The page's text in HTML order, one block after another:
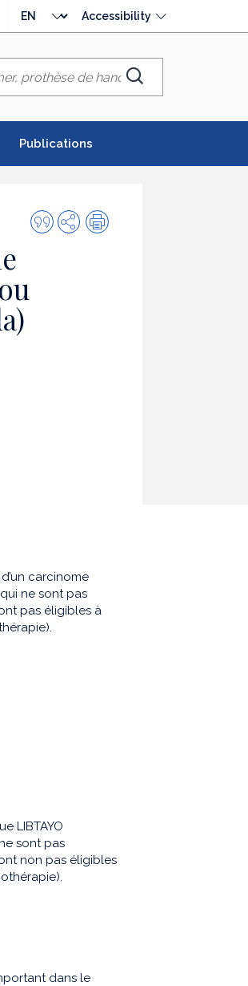
language
Accessibility
Chercher
Publications
Quote
this
SharePrint
carcinome
ne sont pas
pas éligibles à
LIBTAYO
sont pas
non pas éligibles
dans le